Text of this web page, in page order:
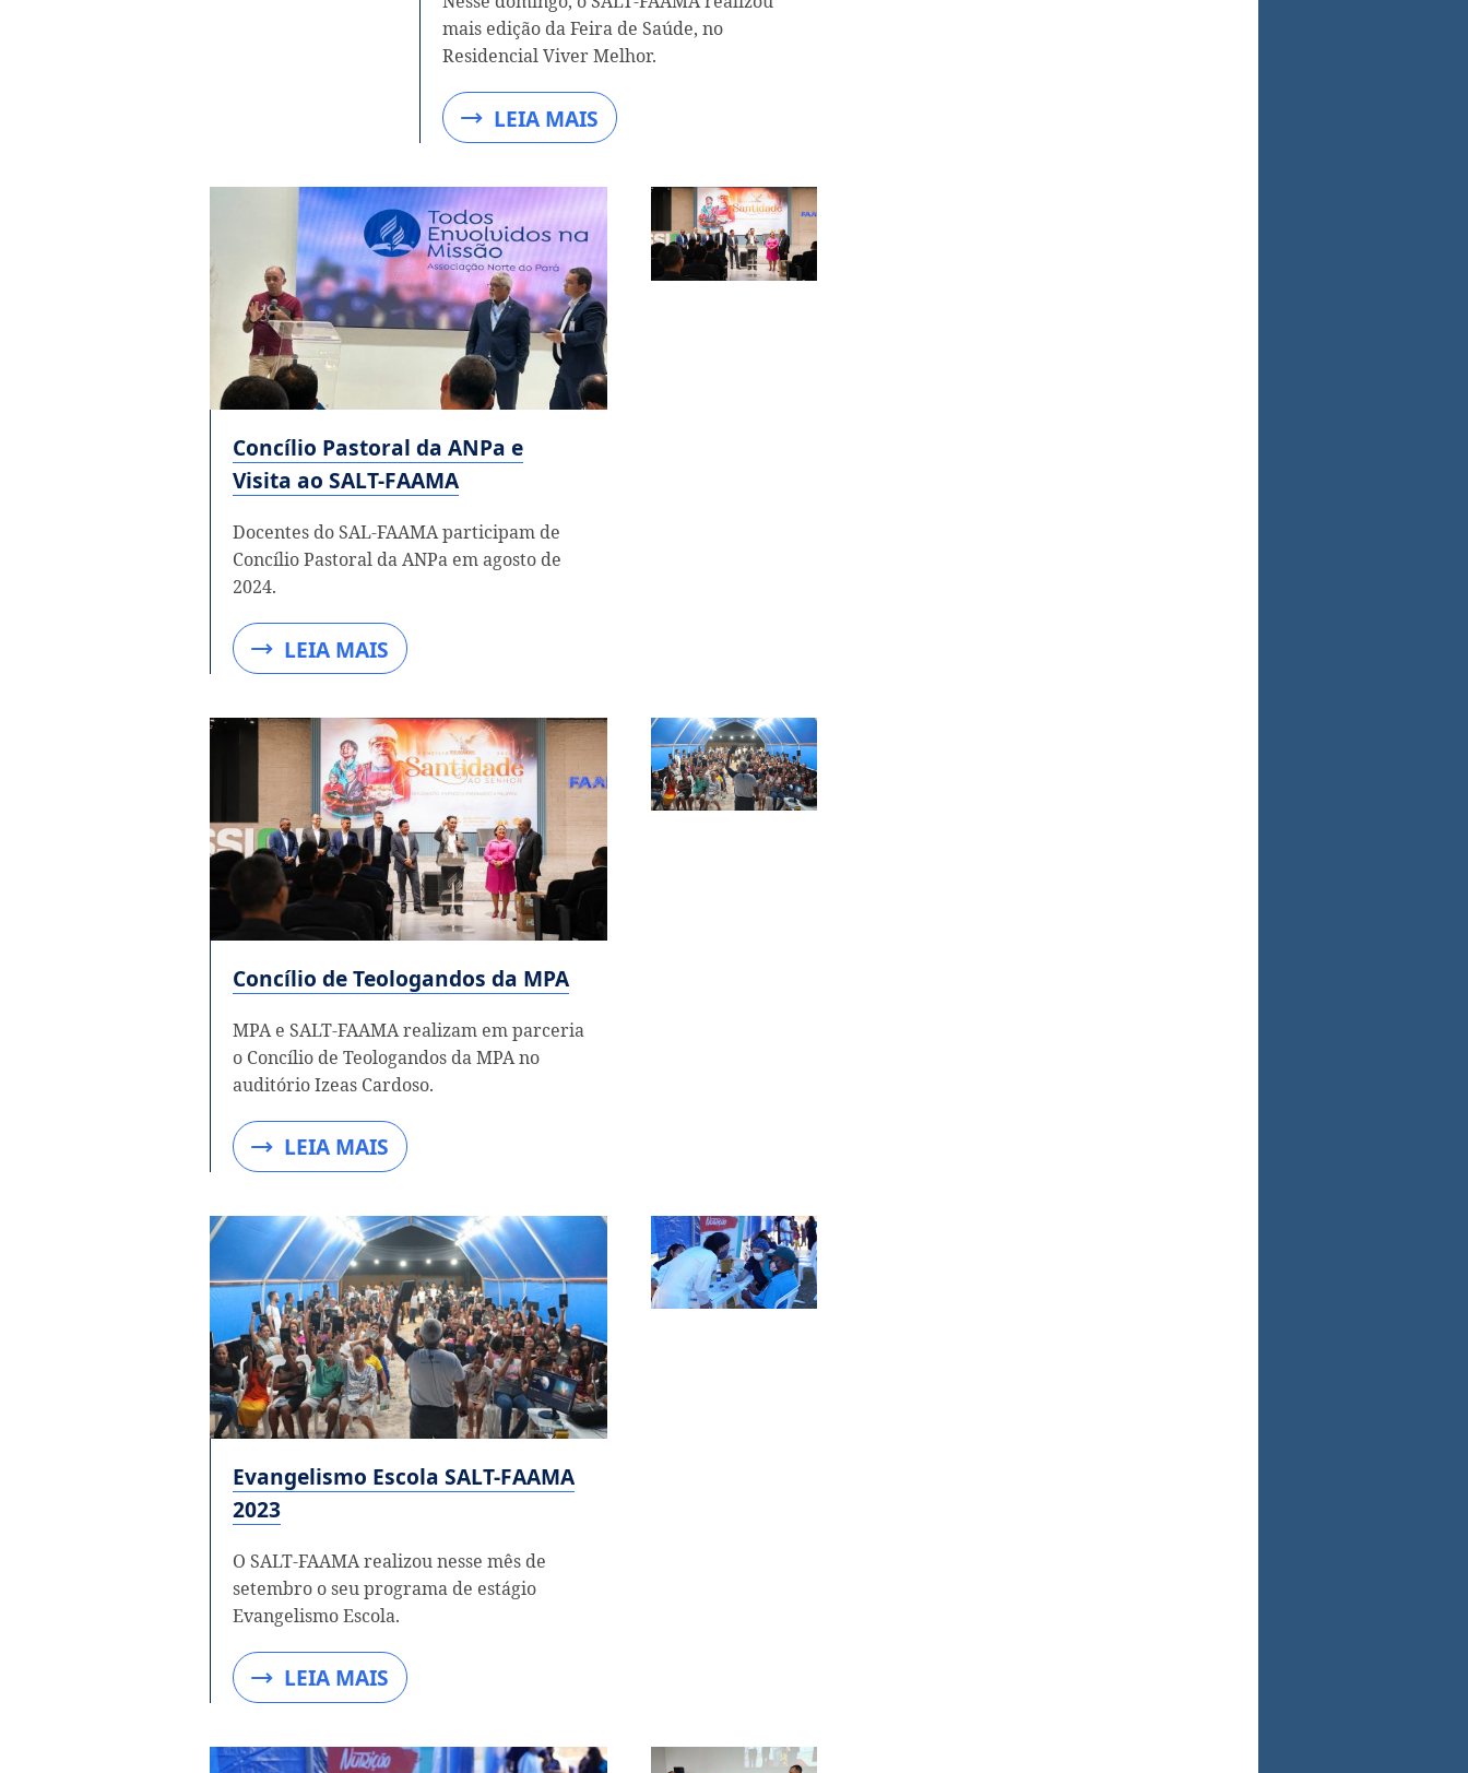
mais edição da Feira de Saúde, no
Residencial Viver Melhor.
LEIA MAIS
Concílio Pastoral da ANPa e
Visita ao SALT-FAAMA
Docentes do SAL-FAAMA participam de
Concílio Pastoral da ANPa em agosto de
2024.
LEIA MAIS
Concílio de Teologandos da MPA
MPA e SALT-FAAMA realizam em parceria
o Concílio de Teologandos da MPA no
auditório Izeas Cardoso.
LEIA MAIS
Evangelismo Escola SALT-FAAMA
2023
O SALT-FAAMA realizou nesse mês de
setembro o seu programa de estágio
Evangelismo Escola.
LEIA MAIS